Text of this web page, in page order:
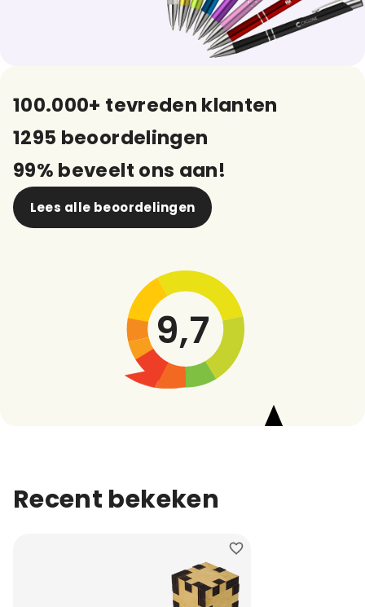
100.000+ tevreden klanten
1295 beoordelingen
99% beveelt ons aan!
Lees alle beoordelingen
9,7
Recent bekeken